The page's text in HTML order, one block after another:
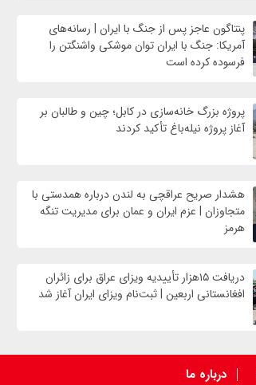
پنتاگون عاجز پس از جنگ با ایران | رسانه‌های
آمریکا: جنگ با ایران توان موشکی واشنگتن را
فرسوده کرده است
پروژه بزرگ خانه‌سازی در کابل؛ چین و طالبان بر
آغاز پروژه نیله‌باغ تأکید کردند
هشدار صریح عراقچی به لندن درباره همدستی با
متجاوزان | عزم ایران و عمان برای مدیریت تنگه
هرمز
دریافت ۱۵هزار تأییدیه ویزای عراق برای زائران
افغانستانی اربعین | ثبت‌نام ویزای ایران آغاز شد
درباره ما